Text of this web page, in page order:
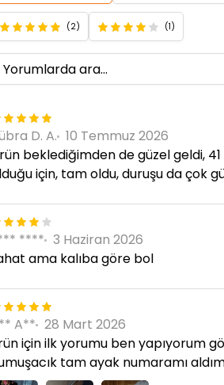
(2) (1)
D. A. 10 Temmuz 2026
beklediğimden de güzel geldi,
için, tam oldu, duruşu da çok
**** 3 Haziran 2026
ama kalıba göre bol
A** 28 Mart 2026
için ilk yorumu ben yapıyorum
tam ayak numaramı